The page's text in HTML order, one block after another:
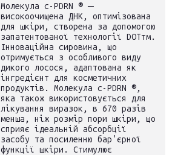
Молекула c-PDRN ® ─
високоочищена ДНК, оптимізована
для шкіри, створена за допомогою
запатентованої технології DOTтм.
Інноваційна сировина, що
отримується з особливого виду
дикого лосося, адаптована як
інгредієнт для косметичних
продуктів. Молекула c-PDRN ®,
яка також використовується для
лікування виразок, в 670 разів
менша, ніж розмір пори шкіри, що
сприяє ідеальній абсорбції
засобу та посиленню бар'єрної
функції шкіри. Стимулює